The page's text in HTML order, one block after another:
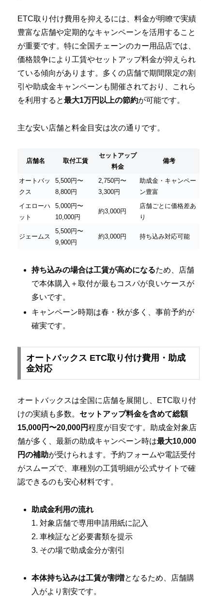
ETC取り付け費用を抑えるには、料金が明瞭で実績
豊富な店舗や定期的なキャンペーンを活用すること
が重要です。特に全国チェーンのカー用品店では、
価格競争により工賃やセットアップ料金が抑えられ
ている傾向があります。多くの店舗で期間限定の割
引や助成金キャンペーンも開催されており、これら
を利用すると最大1万円以上の節約が可能です。
主な安い店舗と料金目安は次の通りです。
店舗名 取付工賃
セットアップ
料金
備考
オートバッ
クス
5,500円〜
8,800円
2,750円〜
3,300円
助成金・キャンペー
ン豊富
イエローハ
ット
5,000円〜
10,000円
約3,000円
店舗ごとに価格差あ
り
ジェームス
5,500円〜
9,900円
約3,000円 持ち込み対応可能
持ち込みの場合は工賃が高めになるため、店舗
で本体購入＋取付が最もコスパが良いケースが
多いです。
キャンペーン時期は春・秋が多く、事前予約が
確実です。
オートバックス ETC取り付け費用・助成
金対応
オートバックスは全国に店舗を展開し、ETC取り付
けの実績も多数。 セットアップ料金を含めて総額
15,000円〜20,000円程度が目安です。助成金対象店
舗が多く、最新の助成キャンペーン時は最大10,000
円の補助が受けられます。予約フォームや電話受付
がスムーズで、車種別の工賃明細が公式サイトで確
認できるのも安心材料です。
助成金利用の流れ
1. 対象店舗で専用申請用紙に記入
2. 車検証など必要書類を提示
3. その場で助成金分が割引
本体持ち込みは工賃が割増となるため、店舗購
入がより割安です。